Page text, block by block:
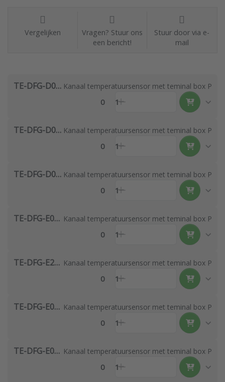
Vergelijken
Vragen? Stuur ons
een bericht!
Stuur door via e-
mail
TE-DFG-D0644-00 Kanaal temperatuursensor met teminal box
0 1
TE-DFG-D0444-00 Kanaal temperatuursensor met teminal box
0 1
TE-DFG-D0844-00 Kanaal temperatuursensor met teminal box
0 1
TE-DFG-E0444-00 Kanaal temperatuursensor met teminal box
0 1
TE-DFG-E2544-00 Kanaal temperatuursensor met teminal box
0 1
TE-DFG-E0644-00 Kanaal temperatuursensor met teminal box
0 1
TE-DFG-E0844-00 Kanaal temperatuursensor met teminal box
0 1